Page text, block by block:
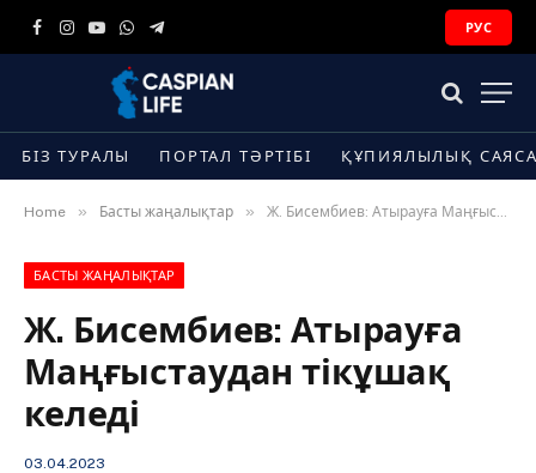
Facebook
Instagram
YouTube
WhatsApp
Telegram
РУС
БІЗ ТУРАЛЫ ПОРТАЛ ТӘРТІБІ ҚҰПИЯЛЫЛЫҚ
Home » Басты жаңалықтар » Ж. Бисембиев: Атырауға Маңғыстаудан тікұшақ келеді
БАСТЫ ЖАҢАЛЫҚТАР
Ж. Бисембиев: Атырауға
Маңғыстаудан тікұшақ
келеді
03.04.2023